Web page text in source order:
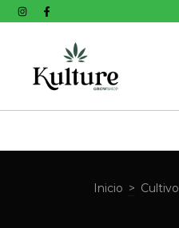
Inicio > Cultivo